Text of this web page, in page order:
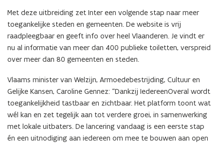
Met deze uitbreiding zet Inter een volgende stap naar meer
toegankelijke steden en gemeenten. De website is vrij
raadpleegbaar en geeft info over heel Vlaanderen. Je vindt er
nu al informatie van meer dan 400 publieke toiletten, verspreid
over meer dan 80 gemeenten en steden.
Vlaams minister van Welzijn, Armoedebestrijding, Cultuur en
Gelijke Kansen, Caroline Gennez: “Dankzij IedereenOveral wordt
toegankelijkheid tastbaar en zichtbaar. Het platform toont wat
wél kan en zet tegelijk aan tot verdere groei, in samenwerking
met lokale uitbaters. De lancering vandaag is een eerste stap
én een uitnodiging aan iedereen om mee te bouwen aan open